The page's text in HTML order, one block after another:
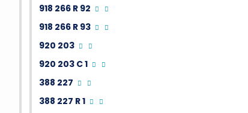
918 266 R 92
918 266 R 93
920 203
920 203 C 1
388 227
388 227 R 1